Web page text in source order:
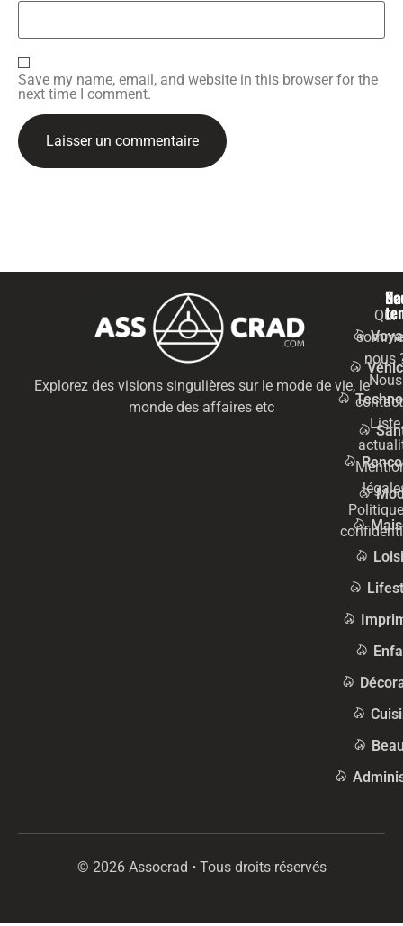
Save my name, email, and website in this browser for the
next time I comment.
Explorez des visions singulières sur le mode de vie, le
monde des affaires etc
Qui
nous
Nous
Liste
© 2026 Assocrad • Tous droits réservés